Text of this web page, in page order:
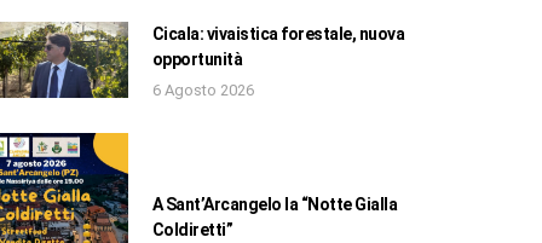
Cicala: vivaistica forestale, nuova
opportunità
6 Agosto 2026
A Sant’Arcangelo la “Notte Gialla
Coldiretti”